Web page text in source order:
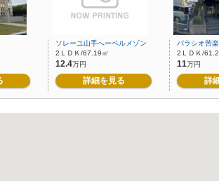
ソレーユ山手へーベルメゾン
2ＬＤＫ/67.19㎡
12.4万円
詳細を見る
パラシオ苦
2ＬＤＫ/
11万円
詳